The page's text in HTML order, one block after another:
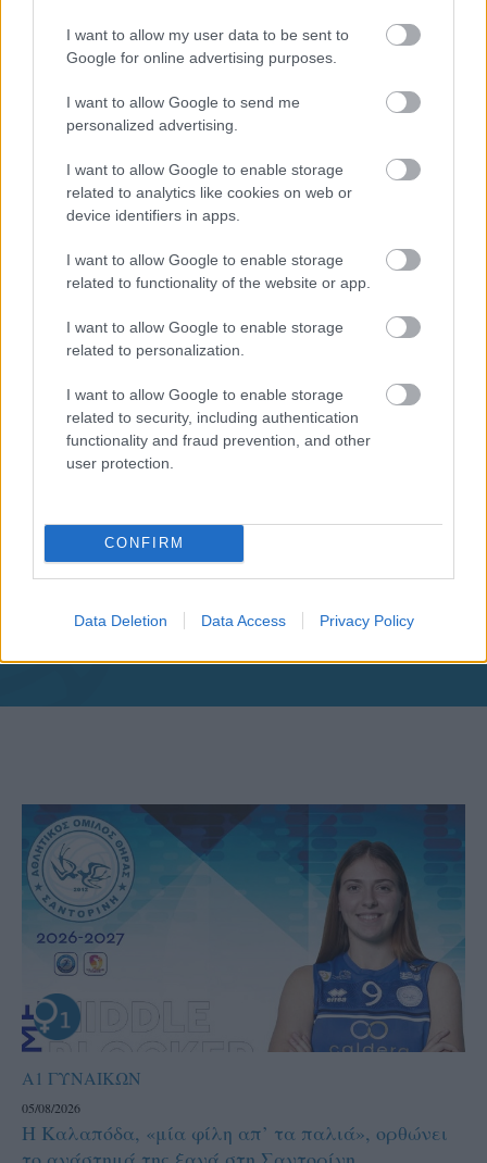
I want to allow my user data to be sent to
Google for online advertising purposes.
I want to allow Google to send me
personalized advertising.
I want to allow Google to enable storage
related to analytics like cookies on web or
device identifiers in apps.
I want to allow Google to enable storage
related to functionality of the website or app.
I want to allow Google to enable storage
related to personalization.
I want to allow Google to enable storage
related to security, including authentication
functionality and fraud prevention, and other
user protection.
CONFIRM
Data Deletion Data Access Privacy Policy
Aκολουθήστε μας
παντού…
Α1 ΓΥΝΑΙΚΩΝ
05/08/2026
Η Καλαπόδα, «μία φίλη απ’ τα παλιά», ορθώνει